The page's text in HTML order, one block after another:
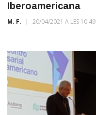
Iberoamericana
M. F. 20/04/2021 A LES 10:49